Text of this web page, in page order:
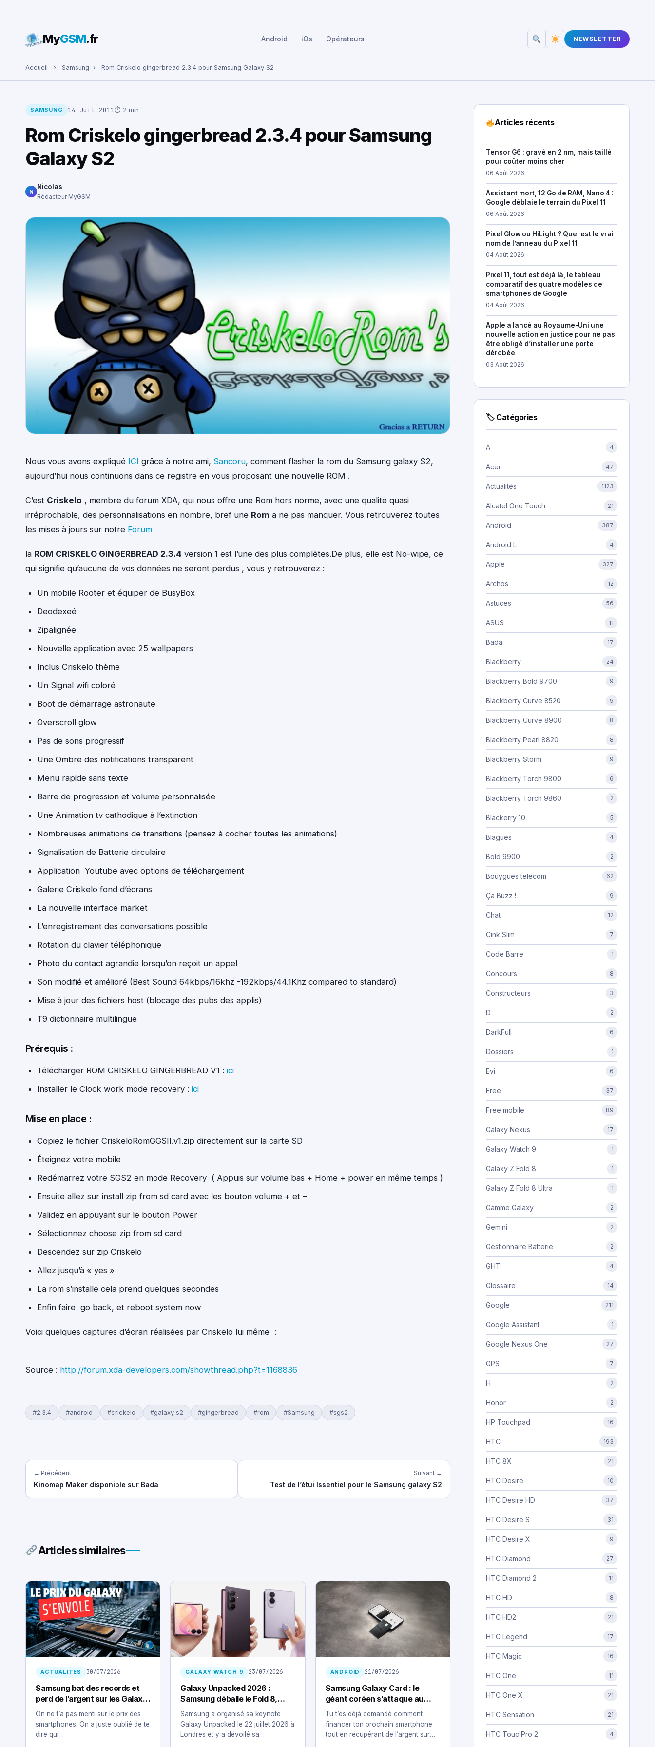
Rechercher :
MyGSM.fr Android iOs Opérateurs NEWSLETTER
Accueil › Samsung › Rom Criskelo gingerbread 2.3.4 pour Samsung Galaxy S2
SAMSUNG 14 Juil 2011⏱ 2 min
Rom Criskelo gingerbread 2.3.4 pour Samsung
Galaxy S2
N
Nicolas
Rédacteur MyGSM
Nous vous avons expliqué ICI grâce à notre ami, Sancoru, comment flasher la rom du Samsung galaxy S2,
aujourd’hui nous continuons dans ce registre en vous proposant une nouvelle ROM .
C’est Criskelo , membre du forum XDA, qui nous offre une Rom hors norme, avec une qualité quasi
irréprochable, des personnalisations en nombre, bref une Rom a ne pas manquer. Vous retrouverez toutes
les mises à jours sur notre Forum
la ROM CRISKELO GINGERBREAD 2.3.4 version 1 est l’une des plus complètes.De plus, elle est No-wipe, ce
qui signifie qu’aucune de vos données ne seront perdus , vous y retrouverez :
Un mobile Rooter et équiper de BusyBox
Deodexeé
Zipalignée
Nouvelle application avec 25 wallpapers
Inclus Criskelo thème
Un Signal wifi coloré
Boot de démarrage astronaute
Overscroll glow
Pas de sons progressif
Une Ombre des notifications transparent
Menu rapide sans texte
Barre de progression et volume personnalisée
Une Animation tv cathodique à l’extinction
Nombreuses animations de transitions (pensez à cocher toutes les animations)
Signalisation de Batterie circulaire
Application Youtube avec options de téléchargement
Galerie Criskelo fond d’écrans
La nouvelle interface market
L’enregistrement des conversations possible
Rotation du clavier téléphonique
Photo du contact agrandie lorsqu’on reçoit un appel
Son modifié et amélioré (Best Sound 64kbps/16khz -192kbps/44.1Khz compared to standard)
Mise à jour des fichiers host (blocage des pubs des applis)
T9 dictionnaire multilingue
Prérequis :
Télécharger ROM CRISKELO GINGERBREAD V1 : ici
Installer le Clock work mode recovery : ici
Mise en place :
Copiez le fichier CriskeloRomGGSII.v1.zip directement sur la carte SD
Éteignez votre mobile
Redémarrez votre SGS2 en mode Recovery ( Appuis sur volume bas + Home + power en même temps )
Ensuite allez sur install zip from sd card avec les bouton volume + et –
Validez en appuyant sur le bouton Power
Sélectionnez choose zip from sd card
Descendez sur zip Criskelo
Allez jusqu’à « yes »
La rom s’installe cela prend quelques secondes
Enfin faire go back, et reboot system now
Voici quelques captures d’écran réalisées par Criskelo lui même :
Source : http://forum.xda-developers.com/showthread.php?t=1168836
#2.3.4 #android #crickelo #galaxy s2 #gingerbread #rom #Samsung #sgs2
← Précédent
Kinomap Maker disponible sur Bada
Suivant →
Test de l’étui Issentiel pour le Samsung galaxy S2
Articles similaires
ACTUALITÉS 30/07/2026
Samsung bat des records et
perd de l’argent sur les Galaxy
: la mémoire IA dévore ton
smartphone
On ne t’a pas menti sur le prix des
smartphones. On a juste oublié de te
dire qui…
GALAXY WATCH 9 23/07/2026
Galaxy Unpacked 2026 :
Samsung déballe le Fold 8,
l’Ultra, le Flip 8 et la Watch 9
Samsung a organisé sa keynote
Galaxy Unpacked le 22 juillet 2026 à
Londres et y a dévoilé sa…
ANDROID 21/07/2026
Samsung Galaxy Card : le
géant coréen s’attaque au
secteur bancaire
Tu t’es déjà demandé comment
financer ton prochain smartphone
tout en récupérant de l’argent sur
Articles récents
Tensor G6 : gravé en 2 nm, mais taillé
pour coûter moins cher
06 Août 2026
Assistant mort, 12 Go de RAM, Nano 4 :
Google déblaie le terrain du Pixel 11
06 Août 2026
Pixel Glow ou HiLight ? Quel est le vrai
nom de l’anneau du Pixel 11
04 Août 2026
Pixel 11, tout est déjà là, le tableau
comparatif des quatre modèles de
smartphones de Google
04 Août 2026
Apple a lancé au Royaume-Uni une
nouvelle action en justice pour ne pas
être obligé d’installer une porte
dérobée
03 Août 2026
🏷 Catégories
A 4
Acer 47
Actualités 1123
Alcatel One Touch 21
Android 387
Android L 4
Apple 327
Archos 12
Astuces 56
ASUS 11
Bada 17
Blackberry 24
Blackberry Bold 9700 9
Blackberry Curve 8520 9
Blackberry Curve 8900 8
Blackberry Pearl 8820 8
Blackberry Storm 9
Blackberry Torch 9800 6
Blackberry Torch 9860 2
Blackerry 10 5
Blagues 4
Bold 9900 2
Bouygues telecom 62
Ça Buzz ! 9
Chat 12
Cink Slim 7
Code Barre 1
Concours 8
Constructeurs 3
D 2
DarkFull 6
Dossiers 1
Evi 6
Free 37
Free mobile 89
Galaxy Nexus 17
Galaxy Watch 9 1
Galaxy Z Fold 8 1
Galaxy Z Fold 8 Ultra 1
Gamme Galaxy 2
Gemini 2
Gestionnaire Batterie 2
GHT 4
Glossaire 14
Google 211
Google Assistant 1
Google Nexus One 27
GPS 7
H 2
Honor 2
HP Touchpad 16
HTC 193
HTC 8X 21
HTC Desire 10
HTC Desire HD 37
HTC Desire S 31
HTC Desire X 9
HTC Diamond 27
HTC Diamond 2 11
HTC HD 8
HTC HD2 21
HTC Legend 17
HTC Magic 16
HTC One 11
HTC One X 21
HTC Sensation 21
HTC Touc Pro 2 4